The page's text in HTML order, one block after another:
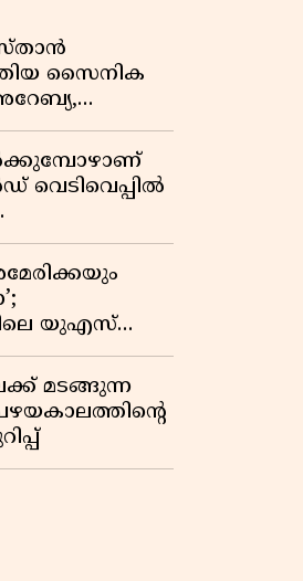
സൈനിക
വെടിവെപ്പിൽ
യുഎസ്
ഇന്ത്യ
മടങ്ങുന്ന